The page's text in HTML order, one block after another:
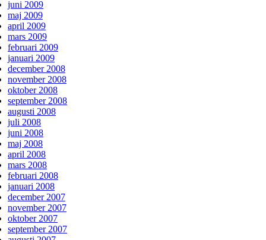
juni 2009
maj 2009
april 2009
mars 2009
februari 2009
januari 2009
december 2008
november 2008
oktober 2008
september 2008
augusti 2008
juli 2008
juni 2008
maj 2008
april 2008
mars 2008
februari 2008
januari 2008
december 2007
november 2007
oktober 2007
september 2007